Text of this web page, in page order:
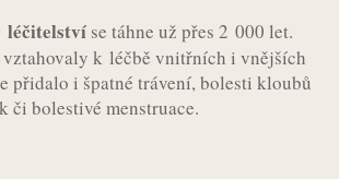
léčitelství se táhne už přes 2 000 let.
k léčbě vnitřních i vnějších
přidalo i špatné trávení, bolesti kloubů
či bolestivé menstruace.